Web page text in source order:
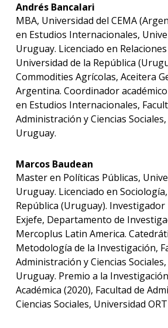
Andrés Bancalari
MBA, Universidad del CEMA
en Estudios Internacionales,
Uruguay. Licenciado en
Universidad de la República
Commodities Agrícolas, Aceitera
Argentina. Coordinador
en Estudios Internacionales,
Administración y Ciencias
Uruguay.
Marcos Baudean
Master en Políticas Públicas,
Uruguay. Licenciado en
República (Uruguay).
Exjefe, Departamento de
Mercoplus Latin America.
Metodología de la Investigación,
Administración y Ciencias
Uruguay. Premio a la
Académica (2020), Facultad de
Ciencias Sociales, Universidad